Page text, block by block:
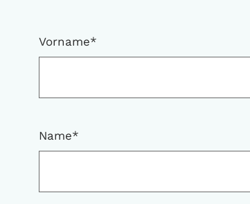
Vorname*
Name*